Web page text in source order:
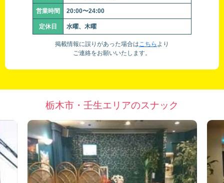
営業時間 20:00〜24:00
定休日 水曜、木曜
掲載情報に誤りがあった場合はこちら より
ご連絡をお願いいたします。
栃木市・壬生エリアのスナック